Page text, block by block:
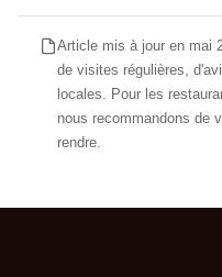
Article mis à jour en mai
de visites régulières,
locales. Pour les
nous recommandons de
rendre.